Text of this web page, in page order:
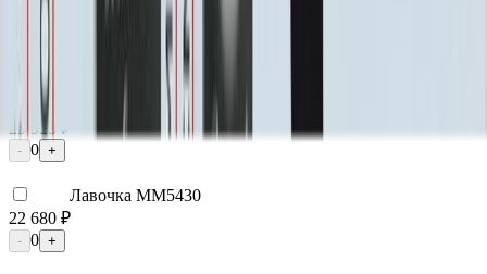
Цоколь ММ5396
+
Надгробная плита ММ5105
29 925 ₽
- 0 +
Лавочка ММ5430
22 680 ₽
- 0 +